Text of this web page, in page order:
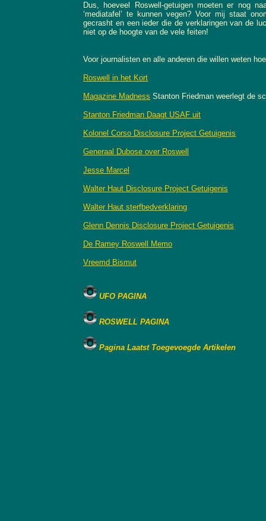
Dus, hoeveel Roswell-getuigen moeten er nog
‘mediatafel’ te kunnen vegen? Voor mij staat
gecrasht en een ieder die de verklaringen van de
niet op de hoogte van de vele feiten!
Voor journalisten en alle anderen die willen weten
Roswell in het Kort
Magazine Madness Stanton Friedman weerlegt de
Stanton Friedman Daagt USAF uit
Kolonel Corso Disclosure Project Getuigenis
Generaal Dubose over Roswell
Jesse Marcel
Walter Haut Disclosure Project Getuigenis
Walter Haut sterfbedverklaring
Glenn Dennis Disclosure Project Getuigenis
De Ramey Roswell Memo
Vreemd Bismut
UFO PAGINA
ROSWELL PAGINA
Pagina Laatst Toegevoegde Artikelen